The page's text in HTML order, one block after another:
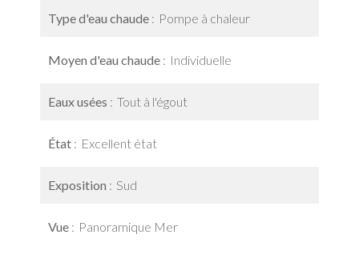
Type d'eau chaude Pompe à chaleur
Moyen d'eau chaude Individuelle
Eaux usées Tout à l'égout
État Excellent état
Exposition Sud
Vue Panoramique Mer